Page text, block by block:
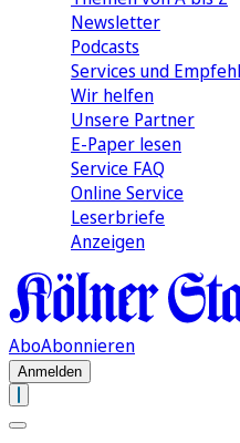
Newsletter
Podcasts
Services und
Wir helfen
Unsere Partner
E-Paper lesen
Service FAQ
Online Service
Leserbriefe
Anzeigen
AboAbonnieren
Anmelden